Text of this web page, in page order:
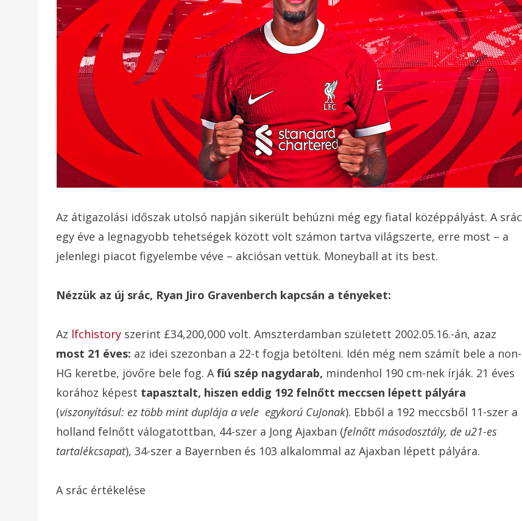
Az átigazolási időszak utolsó napján sikerült behúzni még egy fiatal középpályást. A srác
egy éve a legnagyobb tehetségek között volt számon tartva világszerte, erre most – a
jelenlegi piacot figyelembe véve – akciósan vettük. Moneyball at its best.
Nézzük az új srác, Ryan Jiro Gravenberch kapcsán a tényeket:
Az lfchistory szerint £34,200,000 volt. Amszterdamban született 2002.05.16.-án, azaz
most 21 éves: az idei szezonban a 22-t fogja betölteni. Idén még nem számít bele a non-
HG keretbe, jövőre bele fog. Afiú szép nagydarab, mindenhol 190 cm-nek írják. 21 éves
korához képest tapasztalt, hiszen eddig 192 felnőtt meccsen lépett pályára
(viszonyításul: ez több mint duplája a vele egykorú CuJonak). Ebből a 192 meccsből 11-szer a
holland felnőtt válogatottban, 44-szer a Jong Ajaxban (felnőtt másodosztály, de u21-es
tartalékcsapat), 34-szer a Bayernben és 103 alkalommal az Ajaxban lépett pályára.
A srác értékelése